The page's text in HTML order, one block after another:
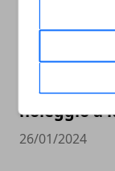
Sei un
noleggio a
26/01/2024